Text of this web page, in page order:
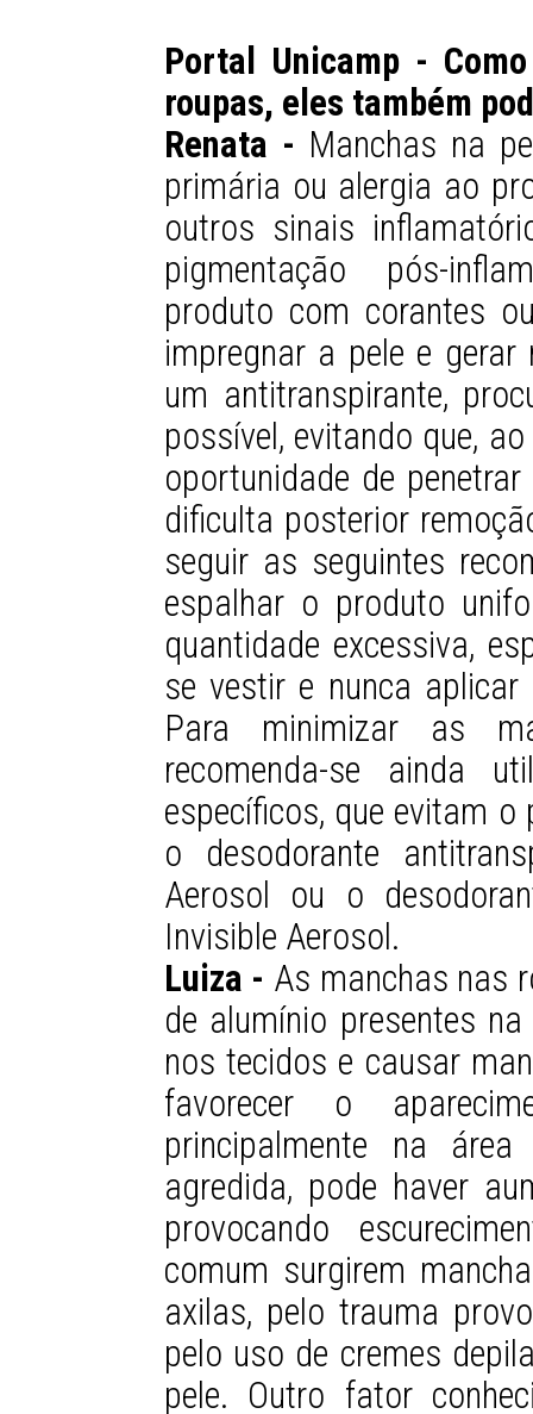
Portal Unicamp -
roupas, eles também
Renata - Manchas na
primária ou alergia ao
outros sinais
pigmentação pós-
produto com corantes
impregnar a pele e
um antitranspirante,
possível, evitando que,
oportunidade de
dificulta posterior
seguir as seguintes
espalhar o produto
quantidade excessiva,
se vestir e nunca
Para minimizar as
recomenda-se ainda
específicos, que evitam
o desodorante
Aerosol ou o
Invisible Aerosol.
Luiza - As manchas nas
de alumínio presentes
nos tecidos e causar
favorecer o
principalmente na
agredida, pode haver
provocando
comum surgirem
axilas, pelo trauma
pelo uso de cremes
pele. Outro fator